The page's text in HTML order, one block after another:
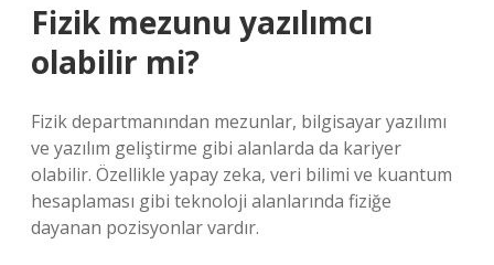
Fizik mezunu yazılımcı
olabilir mi?
Fizik departmanından mezunlar, bilgisayar yazılımı
ve yazılım geliştirme gibi alanlarda da kariyer
olabilir. Özellikle yapay zeka, veri bilimi ve kuantum
hesaplaması gibi teknoloji alanlarında fiziğe
dayanan pozisyonlar vardır.